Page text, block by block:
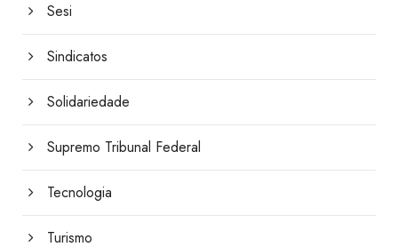
Sesi
Sindicatos
Solidariedade
Supremo Tribunal Federal
Tecnologia
Turismo